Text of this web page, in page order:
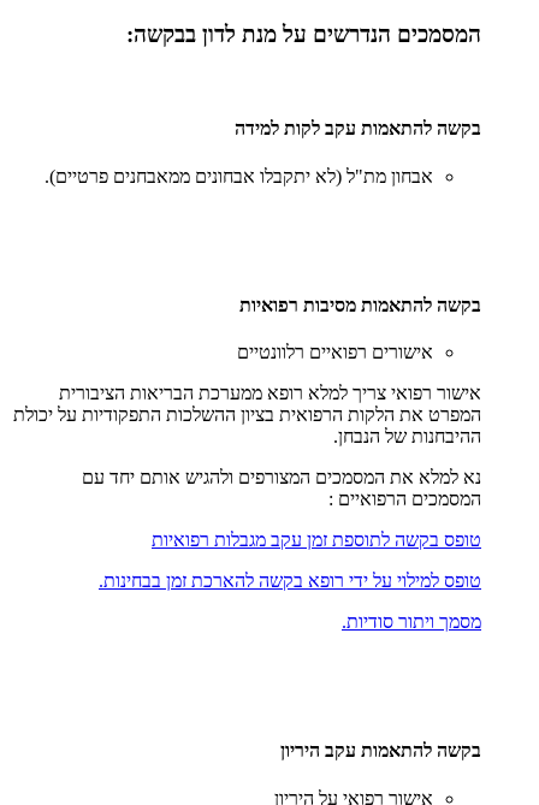
המסמכים הנדרשים על מנת לדון בבקשה:
בקשה להתאמות עקב לקות למידה
אבחון מת"ל (לא יתקבלו אבחונים ממאבחנים פרטיים).
בקשה להתאמות מסיבות רפואיות
אישורים רפואיים רלוונטיים
אישור רפואי צריך למלא רופא ממערכת הבריאות הציבורית
המפרט את הלקות הרפואית בציון ההשלכות התפקודיות על יכולת
ההיבחנות של הנבחן.
נא למלא את המסמכים המצורפים ולהגיש אותם יחד עם
המסמכים הרפואיים :
טופס בקשה לתוספת זמן עקב מגבלות רפואיות
טופס למילוי על ידי רופא בקשה להארכת זמן בבחינות.
מסמך ויתור סודיות.
בקשה להתאמות עקב היריון
אישור רפואי על היריון